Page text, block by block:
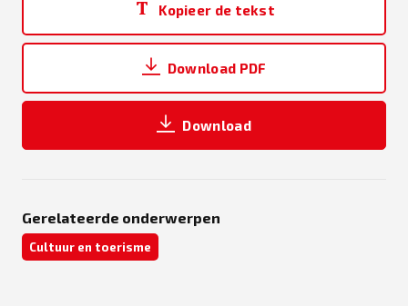
Kopieer de tekst
Download PDF
Download
Gerelateerde onderwerpen
Cultuur en toerisme